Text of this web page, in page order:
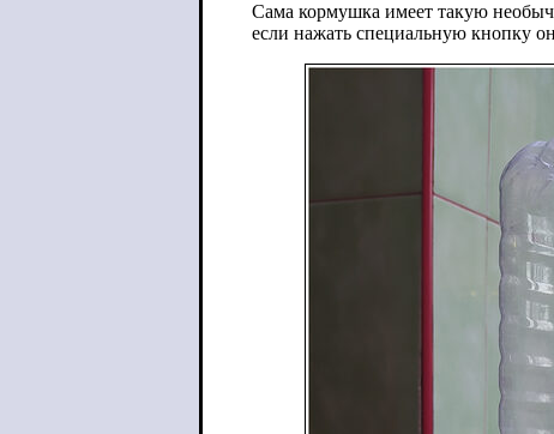
Сама кормушка имеет такую
если нажать специальную кнопку